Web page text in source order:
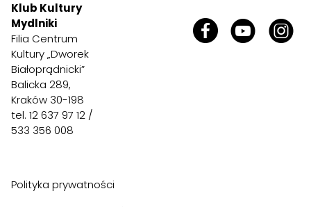
Klub Kultury
Mydlniki
Filia Centrum
Kultury „Dworek
Białoprądnicki”
Balicka 289,
Kraków 30-198
tel. 12 637 97 12 /
533 356 008
Polityka prywatności